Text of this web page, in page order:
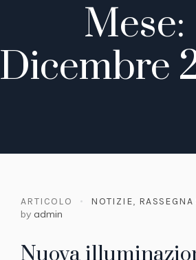
Mese:
Dicembre
ARTICOLO NOTIZIE, RASSEGNA
by admin
Nuova